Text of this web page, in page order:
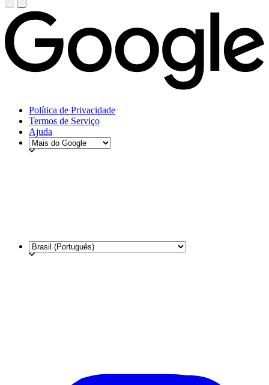
Política de Privacidade
Termos de Serviço
Ajuda